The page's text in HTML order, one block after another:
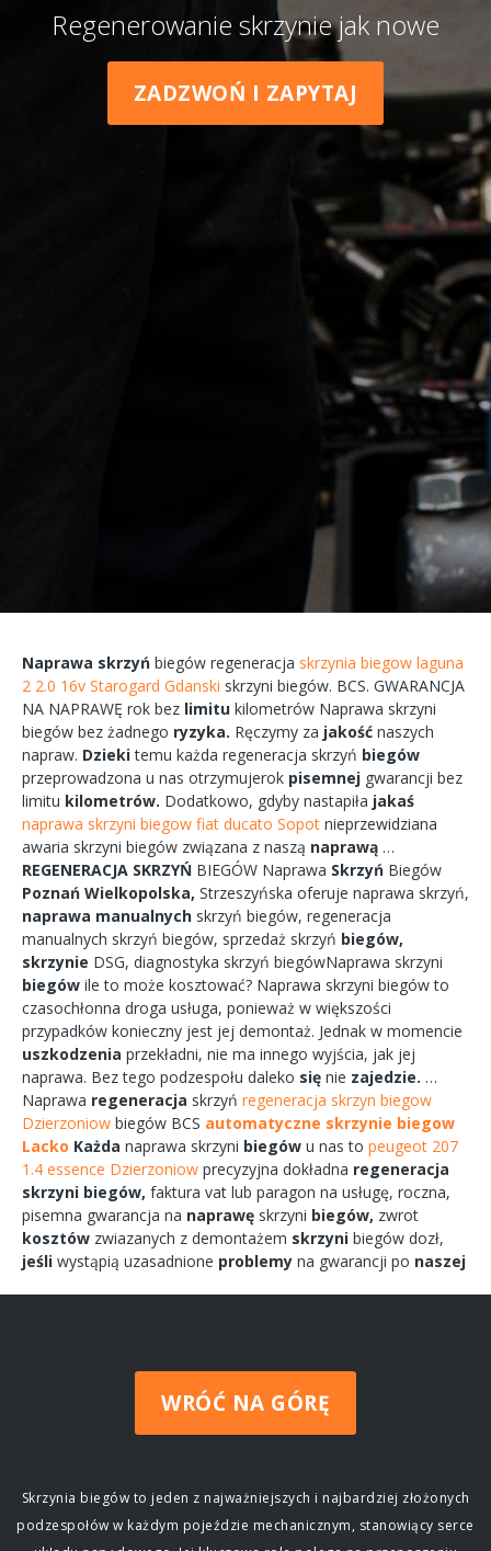
Regenerowanie skrzynie jak nowe
ZADZWOŃ I ZAPYTAJ
Naprawa skrzyń biegów regeneracja skrzynia biegow laguna
2 2.0 16v Starogard Gdanski skrzyni biegów. BCS. GWARANCJA
NA NAPRAWĘ rok bez limitu kilometrów Naprawa skrzyni
biegów bez żadnego ryzyka. Ręczymy za jakość naszych
napraw. Dziekitemu każda regeneracja skrzyń biegów
przeprowadzona u nas otrzymujerok pisemnej gwarancji bez
limitu kilometrów. Dodatkowo, gdyby nastapiła jakaś
naprawa skrzyni biegow fiat ducato Sopot nieprzewidziana
awaria skrzyni biegów związana z naszą naprawą …
REGENERACJA SKRZYŃ BIEGÓW Naprawa Skrzyń Biegów
Poznań Wielkopolska, Strzeszyńska oferuje naprawa skrzyń,
naprawa manualnych skrzyń biegów, regeneracja
manualnych skrzyń biegów, sprzedaż skrzyń biegów,
skrzynie DSG, diagnostyka skrzyń biegówNaprawa skrzyni
biegów ile to może kosztować? Naprawa skrzyni biegówto
czasochłonna droga usługa, ponieważ w większości
przypadków konieczny jest jej demontaż. Jednak w momencie
uszkodzenia przekładni, nie ma innego wyjścia, jak jej
naprawa. Bez tego podzespołu daleko się nie zajedzie. …
Naprawa regeneracja skrzyń regeneracja skrzyn biegow
Dzierzoniow biegów BCS automatyczne skrzynie biegow
Lacko Każda naprawa skrzyni biegów u nas to peugeot 207
1.4 essence Dzierzoniow precyzyjna dokładna regeneracja
skrzyni biegów, faktura vat lub paragon na usługę, roczna,
pisemna gwarancja na naprawę skrzyni biegów, zwrot
kosztów zwiazanych z demontażem skrzyni biegów dozł,
jeśli wystąpią uzasadnione problemy na gwarancji po naszej
WRÓĆ NA GÓRĘ
Skrzynia biegów to jeden z najważniejszych i najbardziej złożonych
podzespołów w każdym pojeździe mechanicznym, stanowiący serce